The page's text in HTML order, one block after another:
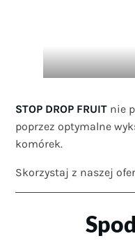
STOP DROP FRUIT nie
poprzez optymalne
komórek.
Skorzystaj z naszej